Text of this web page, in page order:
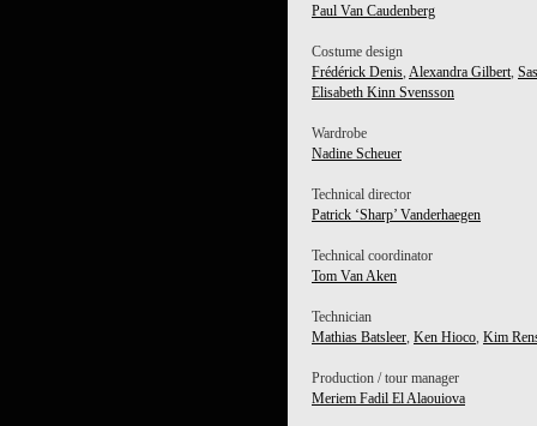
Paul Van Caudenberg
Costume design
Frédérick Denis, Alexandra Gilbert,
Elisabeth Kinn Svensson
Wardrobe
Nadine Scheuer
Technical director
Patrick ‘Sharp’ Vanderhaegen
Technical coordinator
Tom Van Aken
Technician
Mathias Batsleer, Ken Hioco, Kim
Production / tour manager
Meriem Fadil El Alaouiova